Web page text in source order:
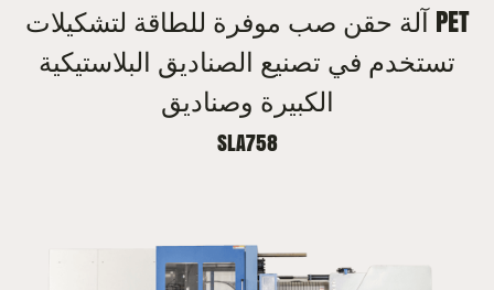
آلة حقن صب موفرة للطاقة لتشكيلات PET
تستخدم في تصنيع الصناديق البلاستيكية
الكبيرة وصناديق
SLA758